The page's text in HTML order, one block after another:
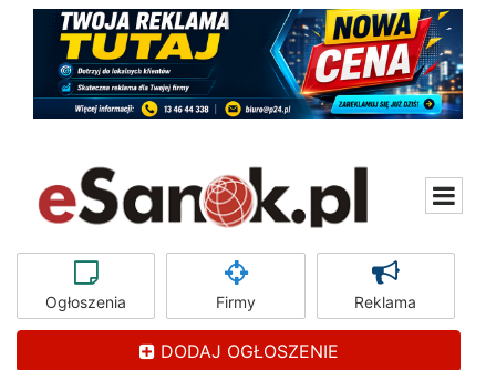
Ogłoszenia Firmy Reklama
DODAJ OGŁOSZENIE